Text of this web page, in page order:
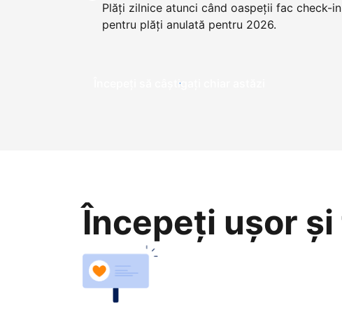
Plăți zilnice atunci când oaspeții fac check-
pentru plăți anulată pentru 2026.
Începeți să câștigați chiar astăzi
Începeți ușor